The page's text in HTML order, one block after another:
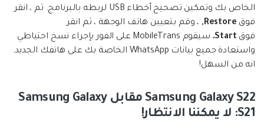
الخاص بك وتمكين تصحيح أخطاء USB لربطه بالبرنامج. ثم ، انقر
فوق Restore,
، وقم بتعيين هاتف الوجهة ، ثم انقر
فوق Start.
سيقوم MobileTrans على الفور بإجراء نسخ احتياطي
واستعادة جميع بيانات WhatsApp الخاصة بك على هاتفك الجديد.
انه من السهل!
Samsung Galaxy S22 مقابل Samsung Galaxy
S21: لا يمكننا الانتظار!